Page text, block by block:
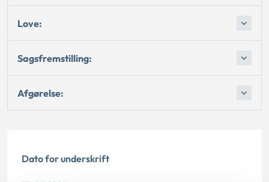
Love:
Sagsfremstilling:
Afgørelse:
Dato for underskrift